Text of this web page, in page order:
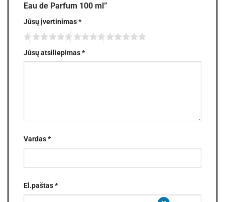
Eau de Parfum 100 ml”
Jūsų įvertinimas*
Jūsų atsiliepimas*
Vardas*
El.paštas*